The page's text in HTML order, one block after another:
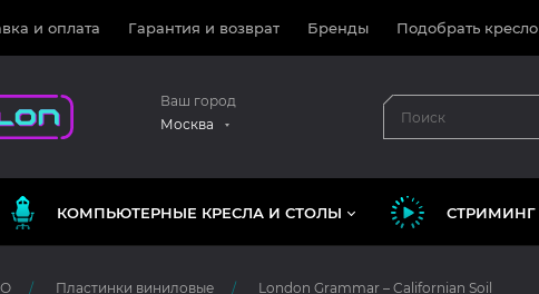
и оплата Гарантия и возврат Бренды Подобрать кресло
Ваш город
Москва
КОМПЬЮТЕРНЫЕ КРЕСЛА И СТОЛЫ СТРИМИНГ
Пластинки виниловые London Grammar – Californian Soil